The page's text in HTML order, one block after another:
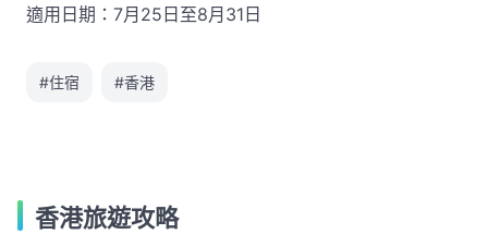
適用日期：7月25日至8月31日
#住宿 #香港
香港旅遊攻略